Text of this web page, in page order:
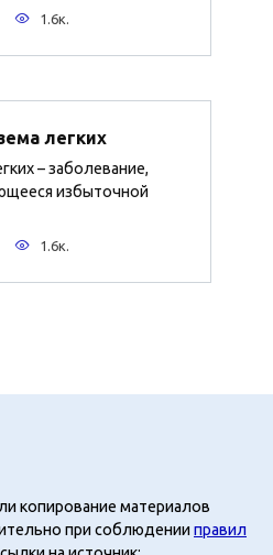
1.6к.
легких
– заболевание,
избыточной
1.6к.
копирование материалов
при соблюденииправил